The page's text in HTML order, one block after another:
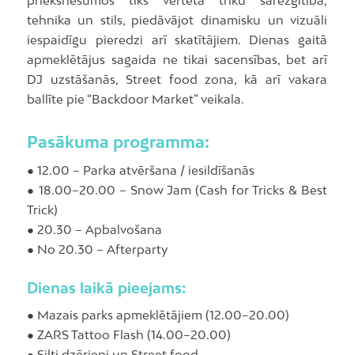
tehnika un stils, piedāvājot dinamisku un vizuāli
iespaidīgu pieredzi arī skatītājiem. Dienas gaitā
apmeklētājus sagaida ne tikai sacensības, bet arī
DJ uzstāšanās, Street food zona, kā arī vakara
ballīte pie “Backdoor Market” veikala.
Pasākuma programma:
● 12.00 – Parka atvēršana / iesildīšanās
● 18.00–20.00 – Snow Jam (Cash for Tricks & Best
Trick)
● 20.30 – Apbalvošana
● No 20.30 – Afterparty
Dienas laikā pieejams:
● Mazais parks apmeklētājiem (12.00–20.00)
● ZARS Tattoo Flash (14.00–20.00)